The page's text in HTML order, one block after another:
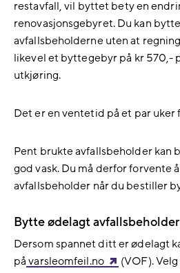
restavfall, vil byttet bety en
renovasjonsgebyret. Du kan
avfallsbeholderne uten at
likevel et byttegebyr på kr 570,-
utkjøring.
Det er en ventetid på et par uker
Pent brukte avfallsbeholder kan
god vask. Du må derfor forvente
avfallsbeholder når du bestiller
Bytte ødelagt avfallsbeholder
Dersom spannet ditt er ødelagt
på varsleomfeil.no
(VOF).